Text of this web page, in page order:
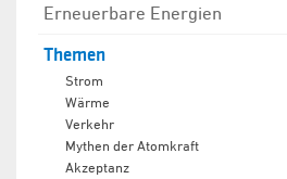
Erneuerbare Energien
Themen
Strom
Wärme
Verkehr
Mythen der Atomkraft
Akzeptanz